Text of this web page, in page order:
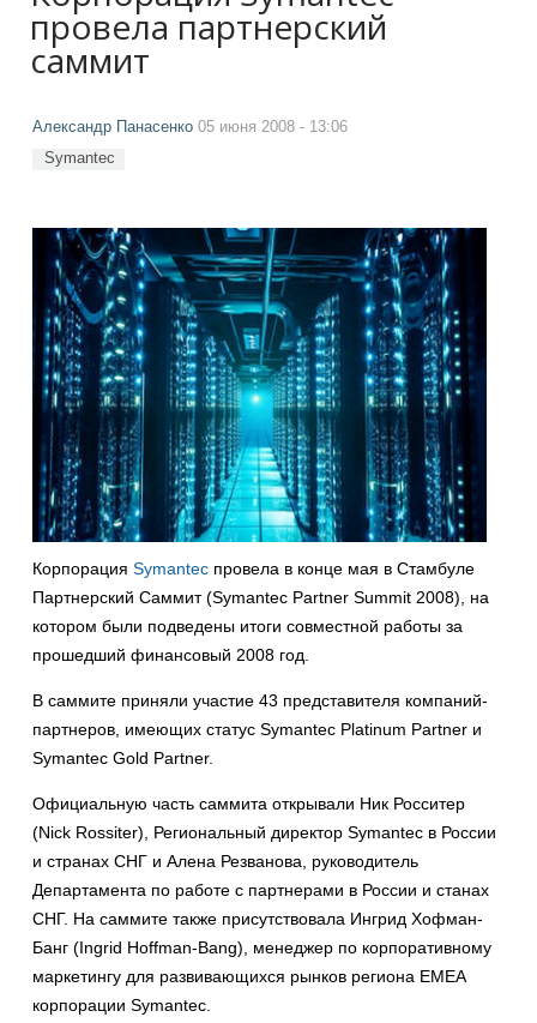
провела партнерский
саммит
Александр Панасенко 05 июня 2008 - 13:06
Symantec
Корпорация Symantec провела в конце мая в Стамбуле
Партнерский Саммит (Symantec Partner Summit 2008), на
котором были подведены итоги совместной работы за
прошедший финансовый 2008 год.
В саммите приняли участие 43 представителя компаний-
партнеров, имеющих статус Symantec Platinum Partner и
Symantec Gold Partner.
Официальную часть саммита открывали Ник Росситер
(Nick Rossiter), Региональный директор Symantec в России
и странах СНГ и Алена Резванова, руководитель
Департамента по работе с партнерами в России и станах
СНГ. На саммите также присутствовала Ингрид Хофман-
Банг (Ingrid Hoffman-Bang), менеджер по корпоративному
маркетингу для развивающихся рынков региона EMEA
корпорации Symantec.